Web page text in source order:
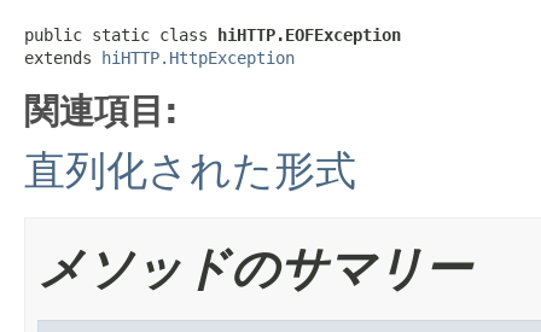
public static class hiHTTP.EOFException
extends hiHTTP.HttpException
関連項目:
直列化された形式
メソッドのサマリー